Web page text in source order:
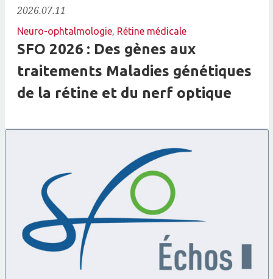
2026.07.11
Neuro-ophtalmologie, Rétine médicale
SFO 2026 : Des gènes aux
traitements Maladies génétiques
de la rétine et du nerf optique